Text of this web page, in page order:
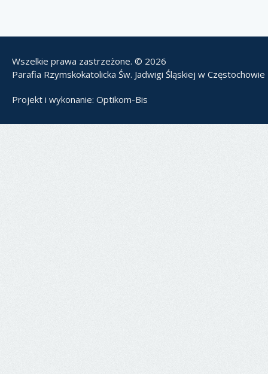
Wszelkie prawa zastrzeżone. © 2026
Parafia Rzymskokatolicka Św. Jadwigi Śląskiej w Częstochowie
Projekt i wykonanie: Optikom-Bis